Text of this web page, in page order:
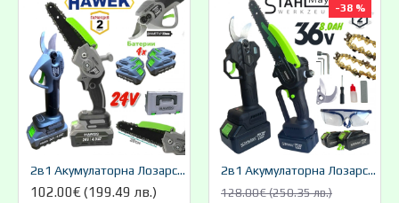
-38 %
2в1 Акумулаторна Лозарска Ножица и Резачка за Клони Трион Верижен с Омасляване Казанче за масло 36V 8AH STAHLMAYER Безчетков Комплект + Подарък Резервен Нож
128.00€ (250.35 лв.)
ТОП
-61 %
2в1 Акумулаторна Резачка с Автоматично Смазване на Веригата и Лозарска Ножица за Клони 36V 8,0AH KRAFTROYAL казанче за масло 2 батерии в куфар
179.00€ (350.09 лв.)